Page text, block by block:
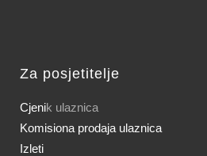
Za posjetitelje
Cjenik ulaznica
Komisiona prodaja ulaznica
Izleti